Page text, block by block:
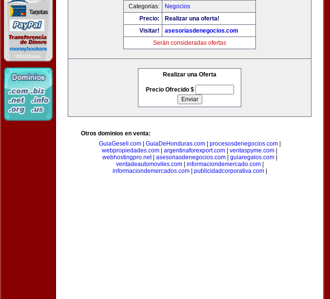
Categorias:
Negocios
Precio:
Realizar una oferta!
Visitar!
asesoriasdenegocios.com
Serán consideradas ofertas
Realizar una Oferta
Precio Ofrecido $
Otros dominios en venta:
GuiaGesell.com| GuiaDeHonduras.com| procesosdenegocios.com|
webpropiedades.com
argentinaforexport.com ventaspyme.com
webhostingpro.net| asesoriasdenegocios.com| guiaregalos.com|
ventadeautomoviles.com| informaciondemercado.com|
informaciondemercados.com| publicidadcorporativa.com|